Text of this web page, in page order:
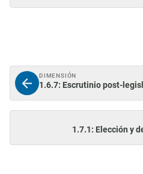
DIMENSIÓN
1.6.7: Escrutinio post-
1.7.1: Elección y